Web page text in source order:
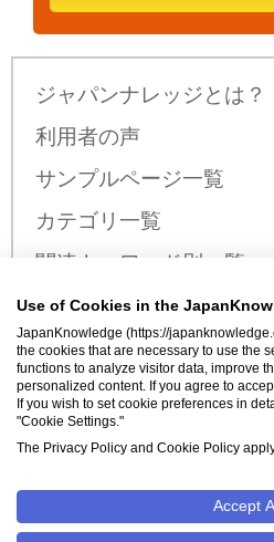
ジャパンナレッジとは？
利用者の声
サンプルページ一覧
カテゴリ一覧
関連キーワード別一覧
サンプル公開辞書・事典
料金・収録コンテンツ
新規入会は
クッキーポリシー
Use of Cookies in the
JapanKnowledge (https://
the cookies that are necessary to use the
functions to analyze visitor data, improve
personalized content. If you agree to
If you wish to set cookie preferences in
"Cookie Settings."
The Privacy Policy and Cookie Policy
Accept All